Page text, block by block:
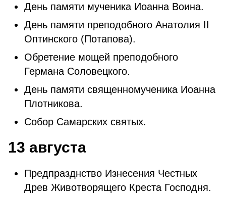
День памяти мученика Иоанна Воина.
День памяти преподобного Анатолия II
Оптинского (Потапова).
Обретение мощей преподобного
Германа Соловецкого.
День памяти священномученика Иоанна
Плотникова.
Собор Самарских святых.
13 августа
Предпразднство Изнесения Честных
Древ Животворящего Креста Господня.